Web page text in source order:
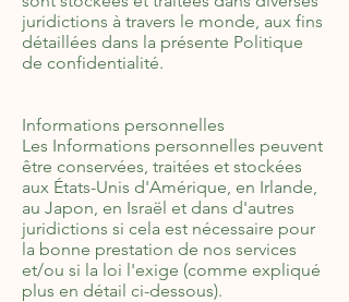
juridictions à travers le monde, aux fins
détaillées dans la présente Politique
de confidentialité.
Informations personnelles
Les Informations personnelles peuvent
être conservées, traitées et stockées
aux États-Unis d'Amérique, en Irlande,
au Japon, en Israël et dans d'autres
juridictions si cela est nécessaire pour
la bonne prestation de nos services
et/ou si la loi l'exige (comme expliqué
plus en détail ci-dessous).